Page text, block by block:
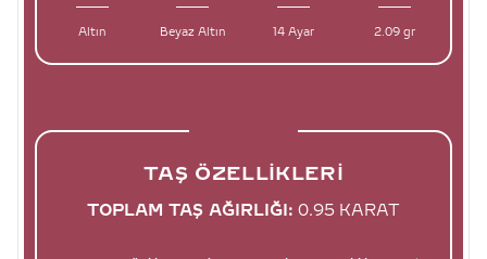
Altın Beyaz Altın 14 Ayar 2.09 gr
TAŞ ÖZELLIKLERI
TOPLAM TAŞ AĞIRLIĞI: 0.95 KARAT